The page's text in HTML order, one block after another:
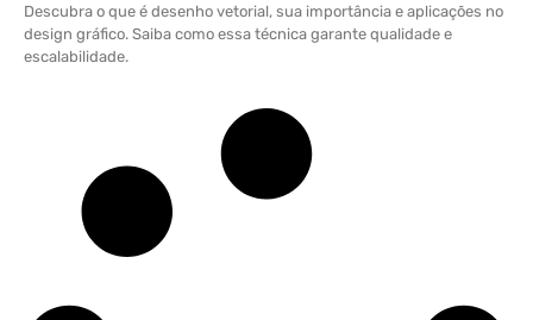
Descubra o que é desenho vetorial, sua importância e aplicações no
design gráfico. Saiba como essa técnica garante qualidade e
escalabilidade.